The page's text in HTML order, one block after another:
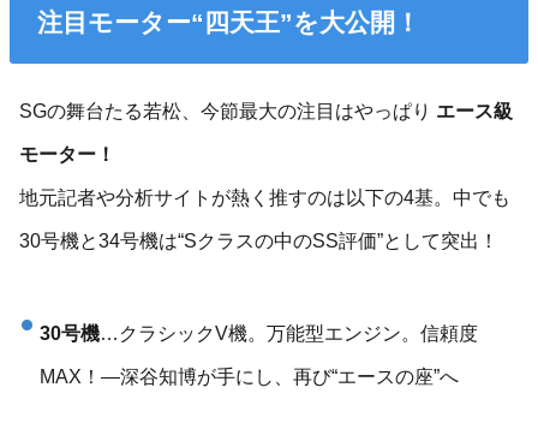
注目モーター“四天王”を大公開！
SGの舞台たる若松、今節最大の注目はやっぱり エース級
モーター！
地元記者や分析サイトが熱く推すのは以下の4基。中でも
30号機と34号機は“Sクラスの中のSS評価”として突出！
30号機…クラシックV機。万能型エンジン。信頼度
MAX！—深谷知博が手にし、再び“エースの座”へ